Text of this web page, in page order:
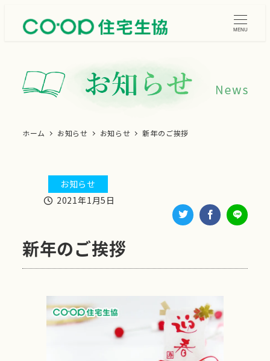
MENU
ホーム お知らせ お知らせ 新年のご挨拶
投稿日
2021年1月5日
カテゴリー
お知らせ
新年のご挨拶